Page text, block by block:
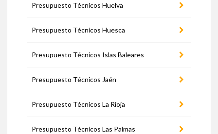
Presupuesto Técnicos Huelva
Presupuesto Técnicos Huesca
Presupuesto Técnicos Islas Baleares
Presupuesto Técnicos Jaén
Presupuesto Técnicos La Rioja
Presupuesto Técnicos Las Palmas